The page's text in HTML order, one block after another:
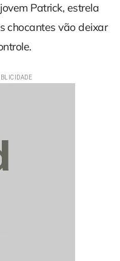
Patrick, estrela
chocantes vão deixar